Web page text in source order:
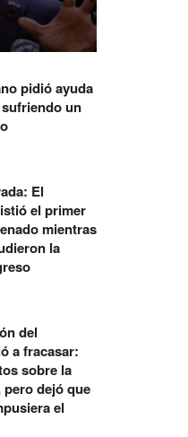
pidió ayuda
un
El
el primer
mientras
la
del
a fracasar:
sobre la
pero dejó que
el